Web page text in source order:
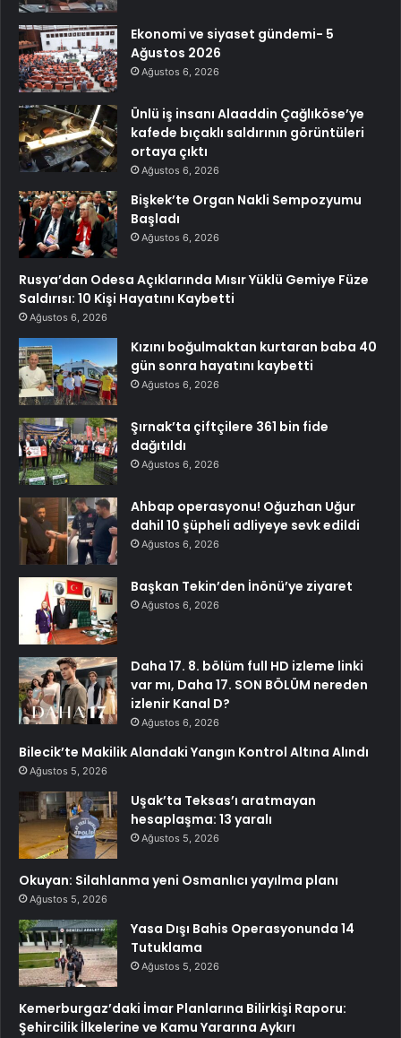
Ekonomi ve siyaset gündemi- 5
Ağustos 2026
Ağustos 6, 2026
Ünlü iş insanı Alaaddin Çağlıköse’ye
kafede bıçaklı saldırının görüntüleri
ortaya çıktı
Ağustos 6, 2026
Bişkek’te Organ Nakli Sempozyumu
Başladı
Ağustos 6, 2026
Rusya’dan Odesa Açıklarında Mısır Yüklü Gemiye Füze
Saldırısı: 10 Kişi Hayatını Kaybetti
Ağustos 6, 2026
Kızını boğulmaktan kurtaran baba 40
gün sonra hayatını kaybetti
Ağustos 6, 2026
Şırnak’ta çiftçilere 361 bin fide
dağıtıldı
Ağustos 6, 2026
Ahbap operasyonu! Oğuzhan Uğur
dahil 10 şüpheli adliyeye sevk edildi
Ağustos 6, 2026
Başkan Tekin’den İnönü’ye ziyaret
Ağustos 6, 2026
Daha 17. 8. bölüm full HD izleme linki
var mı, Daha 17. SON BÖLÜM nereden
izlenir Kanal D?
Ağustos 6, 2026
Bilecik’te Makilik Alandaki Yangın Kontrol Altına Alındı
Ağustos 5, 2026
Uşak’ta Teksas’ı aratmayan
hesaplaşma: 13 yaralı
Ağustos 5, 2026
Okuyan: Silahlanma yeni Osmanlıcı yayılma planı
Ağustos 5, 2026
Yasa Dışı Bahis Operasyonunda 14
Tutuklama
Ağustos 5, 2026
Kemerburgaz’daki İmar Planlarına Bilirkişi Raporu:
Şehircilik İlkelerine ve Kamu Yararına Aykırı